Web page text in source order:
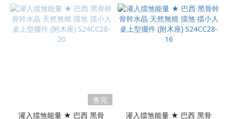
售完
灌入擋煞能量 ★ 巴西 黑骨
灌入擋煞能量 ★ 巴西 黑骨